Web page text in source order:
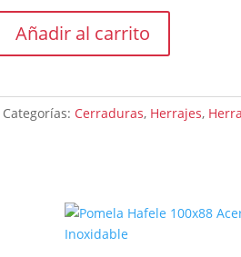
Añadir al carrito
Categorías: Cerraduras, Herrajes,